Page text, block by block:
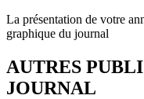
La présentation de votre
graphique du journal
AUTRES
JOURNAL